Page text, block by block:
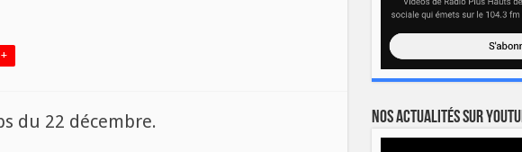
du 22 décembre. Nos actualités sur